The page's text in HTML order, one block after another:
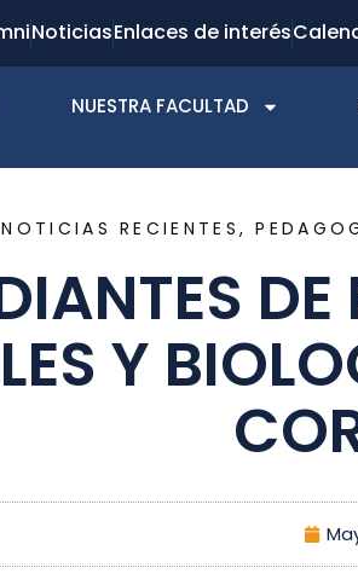
NoticiasEnlaces de interés
NUESTRA FACULTAD
NOTICIAS RECIENTES ,
Y